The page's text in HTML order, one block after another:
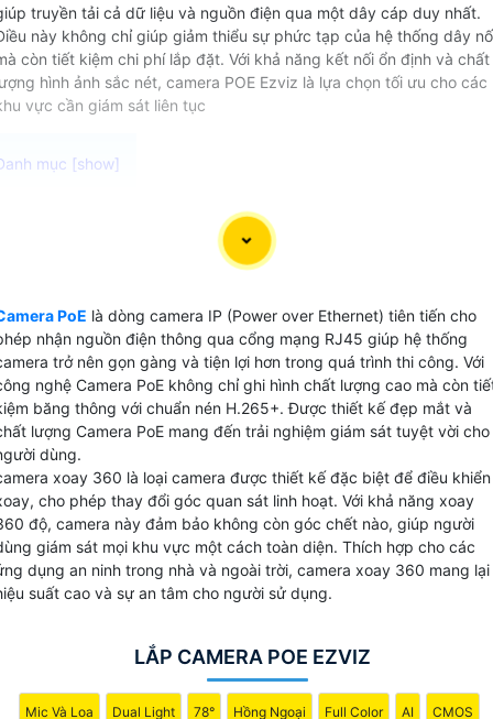
truyền tải cả dữ liệu và nguồn điện qua một dây cáp duy nhất.
này không chỉ giúp giảm thiểu sự phức tạp của hệ thống dây
còn tiết kiệm chi phí lắp đặt. Với khả năng kết nối ổn định và chất
hình ảnh sắc nét, camera POE Ezviz là lựa chọn tối ưu cho các
vực cần giám sát liên tục
camera PoE Ezviz (Power over Ethernet) là lựa chọn
tưởng cho hệ thống giám sát mạng nhờ vào khả năng
qua cáp mạng, giúp việc thi công trở nên dễ dàng
cấp nguồn riêng cho từng camera, bạn sẽ tiết kiệm
chi phí và thời gian. Đồng thời, dòng camera PoE
cũng mang đến khả năng quản lý và điều khiển hệ
mạng một cách hiệu quả hơn. Hãy lựa chọn camera
Ezviz để nâng cao hiệu suất và tiết kiệm chi phí cho hệ
giám sát của bạn.
PoE là dòng camera IP (Power over Ethernet) tiên tiến cho
nhận nguồn điện thông qua cổng mạng RJ45 giúp hệ thống
trở nên gọn gàng và tiện lợi hơn trong quá trình thi công. Với
nghệ Camera PoE không chỉ ghi hình chất lượng cao mà còn
băng thông với chuẩn nén H.265+. Được thiết kế đẹp mắt và
lượng Camera PoE mang đến trải nghiệm giám sát tuyệt vời cho
dùng.
xoay 360 là loại camera được thiết kế đặc biệt để điều khiển
cho phép thay đổi góc quan sát linh hoạt. Với khả năng xoay
độ, camera này đảm bảo không còn góc chết nào, giúp người
giám sát mọi khu vực một cách toàn diện. Thích hợp cho các
dụng an ninh trong nhà và ngoài trời, camera xoay 360 mang lại
suất cao và sự an tâm cho người sử dụng.
LẮP CAMERA POE EZVIZ
Mic Và Loa Dual Light 78° Hồng Ngoại Full Color AI CMOS